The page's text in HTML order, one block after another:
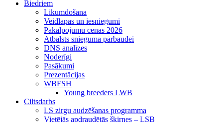
Biedriem
Likumdošana
Veidlapas un iesniegumi
Pakalpojumu cenas 2026
Atbalsts snieguma pārbaudei
DNS analīzes
Noderīgi
Pasākumi
Prezentācijas
WBFSH
Young breeders LWB
Ciltsdarbs
LS zirgu audzēšanas programma
Vietējās apdraudētās šķirnes – LSB